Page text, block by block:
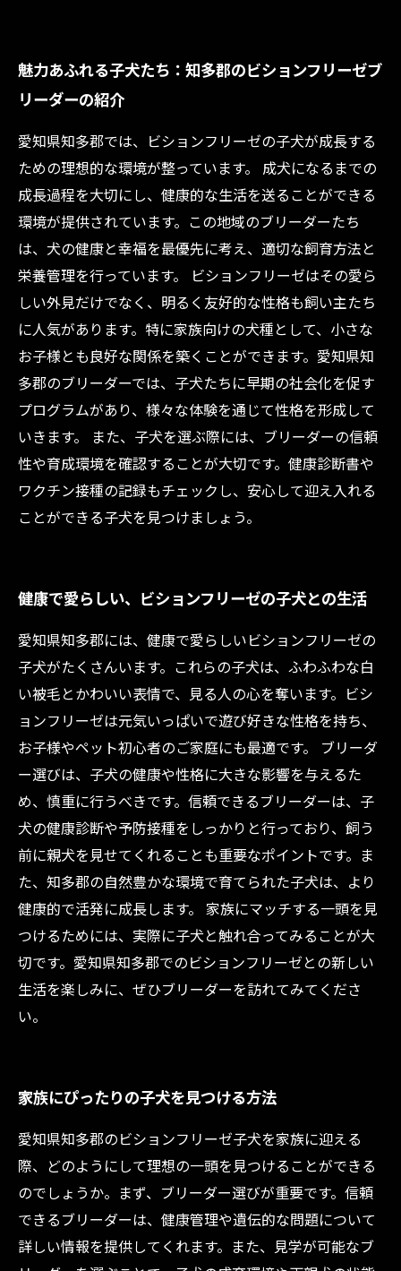
魅力あふれる子犬たち：知多郡のビションフリーゼブ
リーダーの紹介
愛知県知多郡では、ビションフリーゼの子犬が成長する
ための理想的な環境が整っています。 成犬になるまでの
成長過程を大切にし、健康的な生活を送ることができる
環境が提供されています。この地域のブリーダーたち
は、犬の健康と幸福を最優先に考え、適切な飼育方法と
栄養管理を行っています。 ビションフリーゼはその愛ら
しい外見だけでなく、明るく友好的な性格も飼い主たち
に人気があります。特に家族向けの犬種として、小さな
お子様とも良好な関係を築くことができます。愛知県知
多郡のブリーダーでは、子犬たちに早期の社会化を促す
プログラムがあり、様々な体験を通じて性格を形成して
いきます。 また、子犬を選ぶ際には、ブリーダーの信頼
性や育成環境を確認することが大切です。健康診断書や
ワクチン接種の記録もチェックし、安心して迎え入れる
ことができる子犬を見つけましょう。
健康で愛らしい、ビションフリーゼの子犬との生活
愛知県知多郡には、健康で愛らしいビションフリーゼの
子犬がたくさんいます。これらの子犬は、ふわふわな白
い被毛とかわいい表情で、見る人の心を奪います。ビシ
ョンフリーゼは元気いっぱいで遊び好きな性格を持ち、
お子様やペット初心者のご家庭にも最適です。 ブリーダ
ー選びは、子犬の健康や性格に大きな影響を与えるた
め、慎重に行うべきです。信頼できるブリーダーは、子
犬の健康診断や予防接種をしっかりと行っており、飼う
前に親犬を見せてくれることも重要なポイントです。ま
た、知多郡の自然豊かな環境で育てられた子犬は、より
健康的で活発に成長します。 家族にマッチする一頭を見
つけるためには、実際に子犬と触れ合ってみることが大
切です。愛知県知多郡でのビションフリーゼとの新しい
生活を楽しみに、ぜひブリーダーを訪れてみてくださ
い。
家族にぴったりの子犬を見つける方法
愛知県知多郡のビションフリーゼ子犬を家族に迎える
際、どのようにして理想の一頭を見つけることができる
のでしょうか。まず、ブリーダー選びが重要です。信頼
できるブリーダーは、健康管理や遺伝的な問題について
詳しい情報を提供してくれます。また、見学が可能なブ